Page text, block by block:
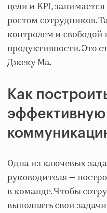
цели и KPI,
ростом сотрудников.
контролем и свободой
продуктивности. Это
Джеку Ма.
Как
эффективную
Одна из ключевых
руководителя —
в команде. Чтобы
выполнять свои